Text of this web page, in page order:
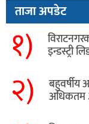
ताजा अपडेट
१) इन्डस्ट्री
२) बहुवर्षीय
अधिकतम